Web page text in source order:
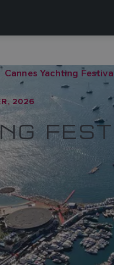
Cannes Yachting
2026